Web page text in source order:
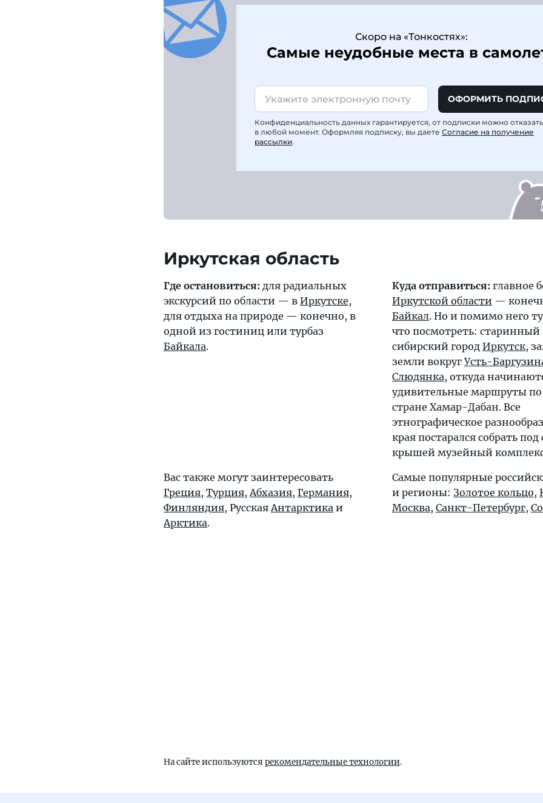
Скоро на «Тонкостях»:
Самые неудобные места в
ОФОРМИТЬ
Конфиденциальность данных гарантируется, от подписки можно
в любой момент. Оформляя подписку, вы даете Согласие на получение
рассылки.
Иркутская область
Где остановиться: для радиальных
экскурсий по области — в Иркутске,
для отдыха на природе — конечно, в
одной из гостиниц или турбаз
Байкала.
Куда отправиться: главное
Иркутской области —
Байкал. Но и помимо него
что посмотреть: старинный
сибирский город Иркутск,
земли вокруг Усть-
Слюдянка, откуда
удивительные маршруты по
стране Хамар-Дабан. Все
этнографическое
края постарался собрать под
крышей музейный
Вас также могут заинтересовать
Греция, Турция,Абхазия, Германия,
Финляндия, РусскаяАнтарктика и
Арктика.
Самые популярные
и регионы: Золотое кольцо,
Москва, Санкт-Петербург,
На сайте используются рекомендательные технологии.